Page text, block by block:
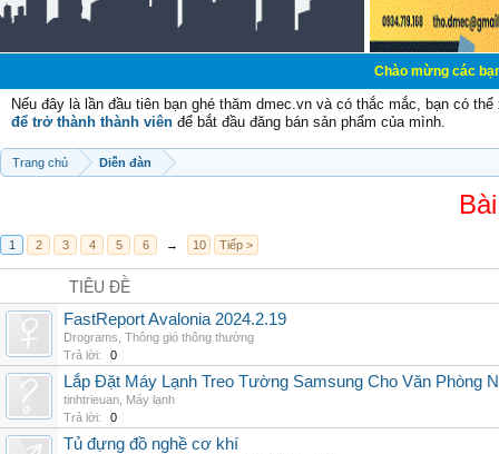
Chào mừng các bạn đến với
Nếu đây là lần đầu tiên bạn ghé thăm dmec.vn và có thắc mắc, bạn có
để trở thành thành viên để bắt đầu đăng bán sản phẩm của mình.
Trang chủ Diễn đàn
1 2 3 4 5 6 → 10 Tiếp >
TIÊU ĐỀ
FastReport Avalonia 2024.2.19
Drograms Thông gió thông thường
Trả lời:
0
Lắp Đặt Máy Lạnh Treo Tường Samsung Cho Văn Phòng
tinhtrieuan Máy lạnh
Trả lời:
0
Tủ đựng đồ nghề cơ khí